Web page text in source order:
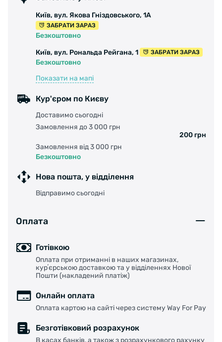
Київ, вул. Якова Гніздовського, 1А
ЗАБРАТИ ЗАРАЗ
Безкоштовно
Київ, вул. Рональда Рейгана, 1
ЗАБРАТИ ЗАРАЗ
Безкоштовно
Показати на мапі
Кур'єром по Києву
Доставимо сьогодні
Замовлення до 3 000 грн
200 грн
Замовлення від 3 000 грн
Безкоштовно
Нова пошта, у відділення
Відправимо сьогодні
Оплата
Готівкою
Оплата при отриманні в наших магазинах,
курʼєрською доставкою та у відділеннях Нової
Пошти (накладений платіж)
Онлайн оплата
Оплата картою на сайті через систему Way For Pay
Безготівковий розрахунок
В касах банків, а також з розрахункового рахунку